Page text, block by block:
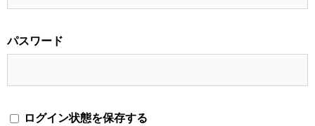
パスワード
ログイン状態を保存する